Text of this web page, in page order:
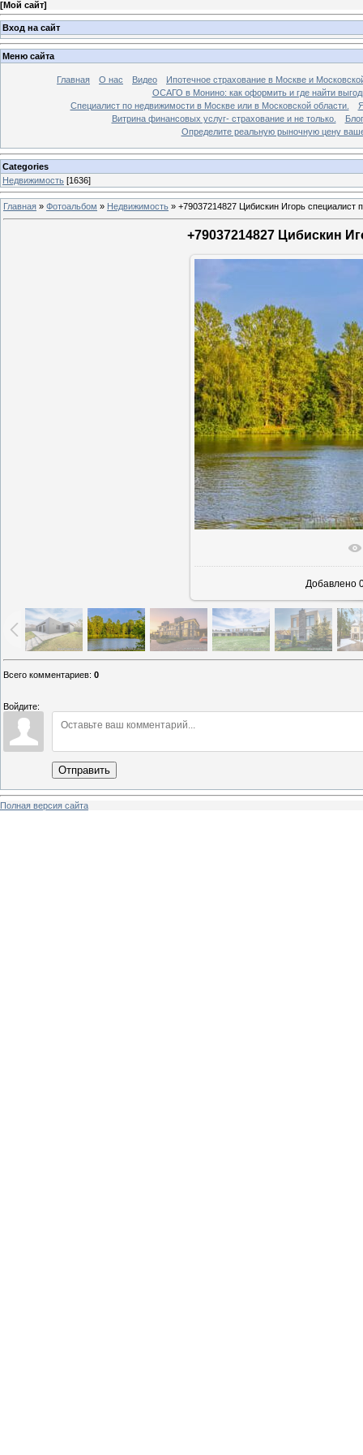
[Мой сайт]
Вход на сайт
Меню сайта
Главная О нас Видео
Ипотечное страхование в Москве и
ОСАГО в Монино: как оформить и где найти
Специалист по недвижимости в Москве или в Московской области.
Витрина финансовых услуг- страхование и не только.
Блог
Определите реальную рыночную цену
Categories
Недвижимость [1636]
Главная » Фотоальбом » Недвижимость » +79037214827 Цибискин Игорь специалист
+79037214827 Цибискин
В
Добавлено
Всего комментариев: 0
Войдите:
Отправить
Полная версия сайта